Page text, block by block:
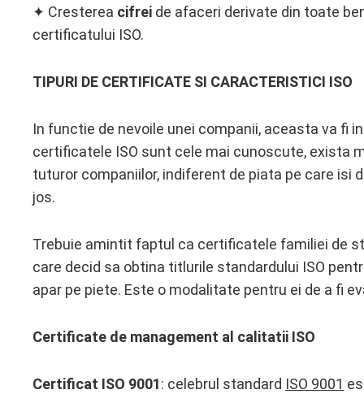
✦ Cresterea cifrei de afaceri derivate din toate
certificatului ISO.
TIPURI DE CERTIFICATE SI CARACTERISTICI ISO
In functie de nevoile unei companii, aceasta va fi
certificatele ISO sunt cele mai cunoscute, exista
tuturor companiilor, indiferent de piata pe care isi
jos.
Trebuie amintit faptul ca certificatele familiei de
care decid sa obtina titlurile standardului ISO
apar pe piete. Este o modalitate pentru ei de a fi
Certificate de management al calitatii ISO
Certificat ISO 9001: celebrul standard ISO 9001